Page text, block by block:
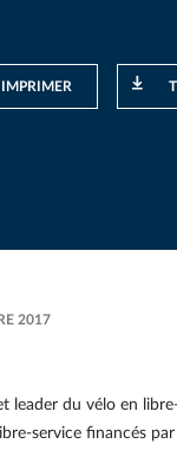
IMPRIMER
2017
du vélo en
service financés